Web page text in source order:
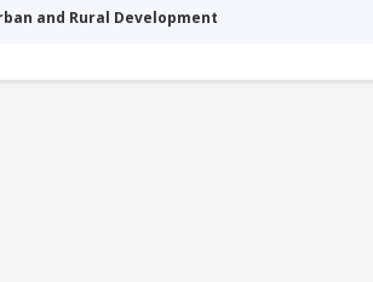
and Rural Development